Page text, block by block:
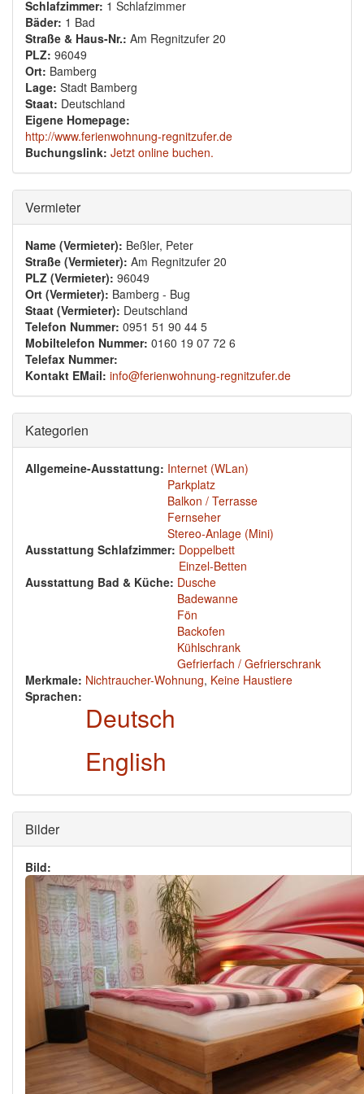
Schlafzimmer: 1 Schlafzimmer
Bäder: 1 Bad
Straße & Haus-Nr.: Am Regnitzufer 20
PLZ: 96049
Ort: Bamberg
Lage: Stadt Bamberg
Staat: Deutschland
Eigene Homepage:
http://www.ferienwohnung-regnitzufer.de
Buchungslink: Jetzt online buchen.
Ausblenden
Vermieter
Name (Vermieter): Beßler, Peter
Straße (Vermieter): Am Regnitzufer 20
PLZ (Vermieter): 96049
Ort (Vermieter): Bamberg - Bug
Staat (Vermieter): Deutschland
Telefon Nummer: 0951 51 90 44 5
Mobiltelefon Nummer: 0160 19 07 72 6
Telefax Nummer:
Kontakt EMail: info@ferienwohnung-regnitzufer.de
Ausblenden
Kategorien
Allgemeine-Ausstattung: Internet (WLan)
Parkplatz
Balkon / Terrasse
Fernseher
Stereo-Anlage (Mini)
Ausstattung Schlafzimmer: Doppelbett
Einzel-Betten
Ausstattung Bad & Küche: Dusche
Badewanne
Fön
Backofen
Kühlschrank
Gefrierfach / Gefrierschrank
Merkmale: Nichtraucher-Wohnung, Keine Haustiere
Sprachen:
Deutsch
English
Ausblenden
Bilder
Bild: